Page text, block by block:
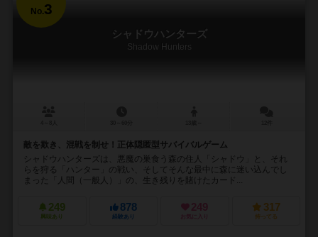
No.3
シャドウハンターズ
Shadow Hunters
敵を欺き、混戦を制せ！正体隠匿型サバイバルゲーム
シャドウハンターズは、悪魔の巣食う森の住人「シャドウ」と、それ
らを狩る「ハンター」の戦い、そしてそんな最中に森に迷い込んでし
まった「人間（一般人）」の、生き残りを賭けたカード...
249
興味あり
878
経験あり
249
お気に入り
317
持ってる